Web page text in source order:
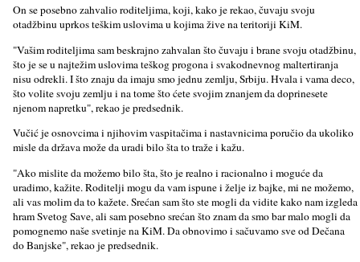
On se posebno zahvalio roditelјima, koji, kako je rekao, čuvaju svoju
otadžbinu uprkos teškim uslovima u kojima žive na teritoriji KiM.
"Vašim roditelјima sam beskrajno zahvalan što čuvaju i brane svoju otadžbinu,
što je se u najtežim uslovima teškog progona i svakodnevnog maltertiranja
nisu odrekli. I što znaju da imaju smo jednu zemlјu, Srbiju. Hvala i vama deco,
što volite svoju zemlјu i na tome što ćete svojim znanjem da doprinesete
njenom napretku", rekao je predsednik.
Vučić je osnovcima i njihovim vaspitačima i nastavnicima poručio da ukoliko
misle da država može da uradi bilo šta to traže i kažu.
"Ako mislite da možemo bilo šta, što je realno i racionalno i moguće da
uradimo, kažite. Roditelјi mogu da vam ispune i želјe iz bajke, mi ne možemo,
ali vas molim da to kažete. Srećan sam što ste mogli da vidite kako nam izgleda
hram Svetog Save, ali sam posebno srećan što znam da smo bar malo mogli da
pomognemo naše svetinje na KiM. Da obnovimo i sačuvamo sve od Dečana
do Banjske", rekao je predsednik.